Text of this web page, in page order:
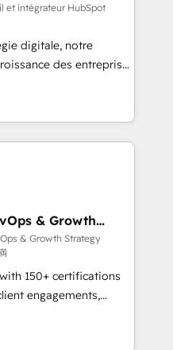
full potential
unmatched
support, we equip
with confidence
et intégrateur HubSpot
digitale, notre
des entreprises
des revenus
et à
avec des ETI
digitale et des
méthodologie RevOps
commerciales et
synchronisation API,
les visiteurs en
(SEO, SEA,
& Growth
& Growth Strategy
150+ certifications
engagements,
From onboarding to